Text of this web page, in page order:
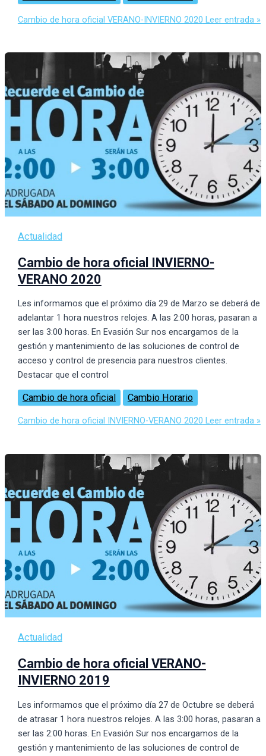
Cambio de hora oficial VERANO-INVIERNO 2020 Leer entrada »
Actualidad
Cambio de hora oficial INVIERNO-
VERANO 2020
Les informamos que el próximo dí­a 29 de Marzo se deberá de
adelantar 1 hora nuestros relojes. A las 2:00 horas, pasaran a
ser las 3:00 horas. En Evasión Sur nos encargamos de la
gestión y mantenimiento de las soluciones de control de
acceso y control de presencia para nuestros clientes.
Destacar que el control
Cambio de hora oficial Cambio Horario
Cambio de hora oficial INVIERNO-VERANO 2020 Leer entrada »
Actualidad
Cambio de hora oficial VERANO-
INVIERNO 2019
Les informamos que el próximo dí­a 27 de Octubre se deberá
de atrasar 1 hora nuestros relojes. A las 3:00 horas, pasaran a
ser las 2:00 horas. En Evasión Sur nos encargamos de la
gestión y mantenimiento de las soluciones de control de